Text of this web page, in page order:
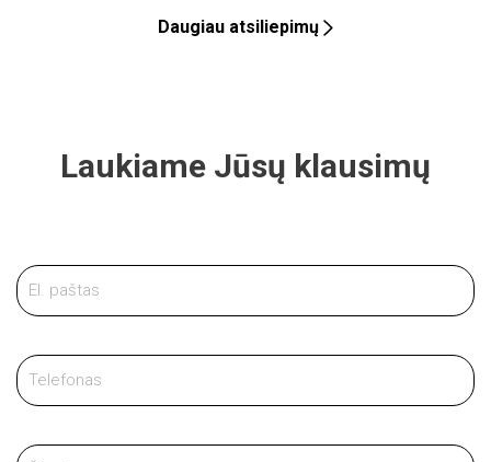
Daugiau atsiliepimų
Laukiame Jūsų klausimų